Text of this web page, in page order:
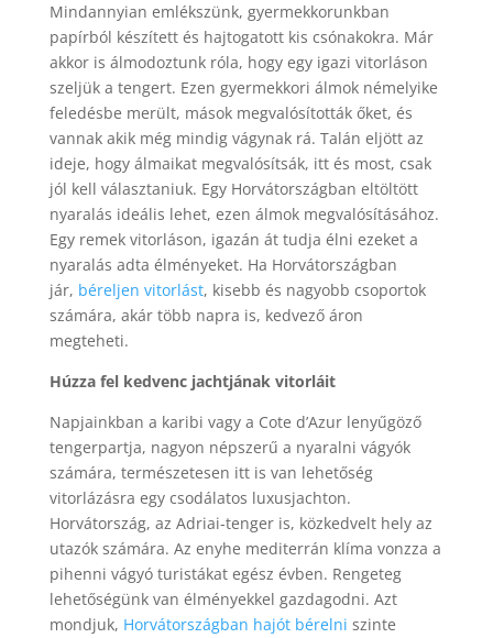
Mindannyian emlékszünk, gyermekkorunkban
papírból készített és hajtogatott kis csónakokra. Már
akkor is álmodoztunk róla, hogy egy igazi vitorláson
szeljük a tengert. Ezen gyermekkori álmok némelyike
feledésbe merült, mások megvalósították őket, és
vannak akik még mindig vágynak rá. Talán eljött az
ideje, hogy álmaikat megvalósítsák, itt és most, csak
jól kell választaniuk. Egy Horvátországban eltöltött
nyaralás ideális lehet, ezen álmok megvalósításához.
Egy remek vitorláson, igazán át tudja élni ezeket a
nyaralás adta élményeket. Ha Horvátországban
jár, béreljen vitorlást, kisebb és nagyobb csoportok
számára, akár több napra is, kedvező áron
megteheti.
Húzza fel kedvenc jachtjának vitorláit
Napjainkban a karibi vagy a Cote d’Azur lenyűgöző
tengerpartja, nagyon népszerű a nyaralni vágyók
számára, természetesen itt is van lehetőség
vitorlázásra egy csodálatos luxusjachton.
Horvátország, az Adriai-tenger is, közkedvelt hely az
utazók számára. Az enyhe mediterrán klíma vonzza a
pihenni vágyó turistákat egész évben. Rengeteg
lehetőségünk van élményekkel gazdagodni. Azt
mondjuk, Horvátországban hajót bérelni szinte